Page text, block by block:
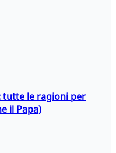
tutte le ragioni per
il Papa)